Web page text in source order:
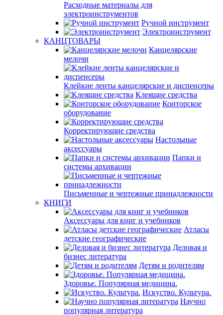
Расходные материалы для
электроинструментов
Ручной инструмент
Электроинструмент
КАНЦТОВАРЫ
Канцелярские
мелочи
Клейкие ленты канцелярские и диспенсеры
Клеящие средства
Конторское
оборудование
Корректирующие средства
Настольные
аксессуары
Папки и
системы архивации
Письменные и чертежные принадлежности
КНИГИ
Аксессуары для книг и учебников
Атласы
детские географические
Деловая и
бизнес литература
Детям и родителям
Здоровье. Популярная медицина.
Искуство. Культура.
Научно
популярная литература